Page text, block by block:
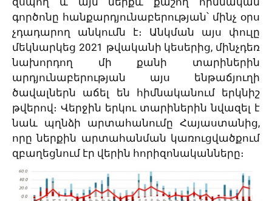
գործոնը հանքարդյունաբերության՝ մինչ օրս
չդադարող անկումն է։ Անկման այս փուլը
մեկնարկեց 2021 թվականի կեսերից, մինչդեռ
նախորդող մի քանի տարիներին
արդյունաբերության այս ենթաճյուղի
ծավալներն աճել են հիմնականում երկնիշ
թվերով։ Վերջին երկու տարիներին նվազել է
նաև պղնձի արտահանումը Հայաստանից,
որը ներքին արտահանման կառուցվածքում
զբաղեցնում էր վերին հորիզոնականները։